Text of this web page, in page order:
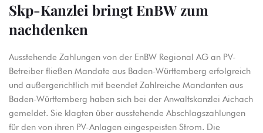
Skp-Kanzlei bringt EnBW zum
nachdenken
Ausstehende Zahlungen von der EnBW Regional AG an PV-
Betreiber fließen Mandate aus Baden-Württemberg erfolgreich
und außergerichtlich mit beendet Zahlreiche Mandanten aus
Baden-Württemberg haben sich bei der Anwaltskanzlei Aichach
gemeldet. Sie klagten über ausstehende Abschlagszahlungen
für den von ihren PV-Anlagen eingespeisten Strom. Die